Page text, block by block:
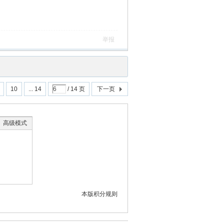
举报
10 ... 14 / 14 页 下一页
高级模式
本版积分规则